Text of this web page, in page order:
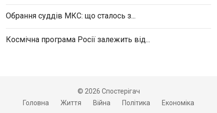
Обрання суддів МКС: що сталось з...
Космічна програма Росії залежить від...
© 2026 Спостерігач
Головна
Життя Війна Політика Економіка